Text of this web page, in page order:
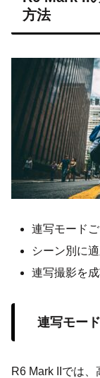
方法
連写モード
シーン別に
連写撮影を
連写モー
R6 Mark IIでは